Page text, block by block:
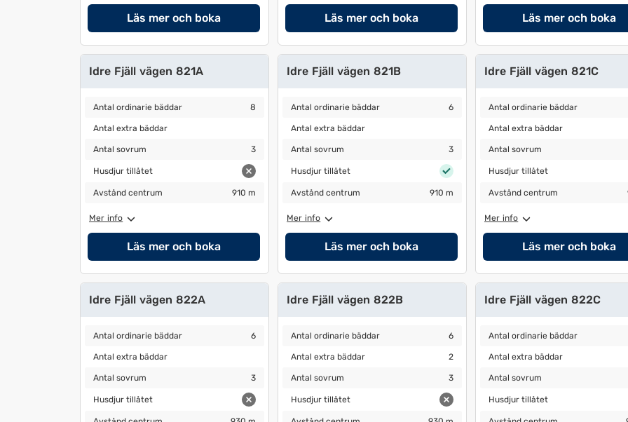
Läs mer och boka Läs mer och boka Läs mer och boka
Idre Fjäll vägen 821A
Antal ordinarie bäddar
Antal ordinarie bäddar 8
Antal extra bäddar
Antal extra bäddar
Antal sovrum
Antal sovrum 3
Husdjur tillåtet
Husdjur tillåtet
Avstånd centrum
Avstånd centrum 910 m
Mer info
Läs mer och boka
Idre Fjäll vägen 821B
Antal ordinarie bäddar
Antal ordinarie bäddar 6
Antal extra bäddar
Antal extra bäddar
Antal sovrum
Antal sovrum 3
Husdjur tillåtet
Husdjur tillåtet
Avstånd centrum
Avstånd centrum 910 m
Mer info
Läs mer och boka
Idre Fjäll vägen 821C
Antal ordinarie bäddar
Antal ordinarie bäddar
Antal extra bäddar
Antal extra bäddar
Antal sovrum
Antal sovrum
Husdjur tillåtet
Husdjur tillåtet
Avstånd centrum
Avstånd centrum
Mer info
Läs mer och boka
Idre Fjäll vägen 822A
Antal ordinarie bäddar
Antal ordinarie bäddar 6
Antal extra bäddar
Antal extra bäddar
Antal sovrum
Antal sovrum 3
Husdjur tillåtet
Husdjur tillåtet
Avstånd centrum
Idre Fjäll vägen 822B
Antal ordinarie bäddar
Antal ordinarie bäddar 6
Antal extra bäddar
Antal extra bäddar 2
Antal sovrum
Antal sovrum 3
Husdjur tillåtet
Husdjur tillåtet
Avstånd centrum
Idre Fjäll vägen 822C
Antal ordinarie bäddar
Antal ordinarie bäddar
Antal extra bäddar
Antal extra bäddar
Antal sovrum
Antal sovrum
Husdjur tillåtet
Husdjur tillåtet
Avstånd centrum